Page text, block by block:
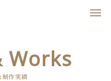
Works
制作実績